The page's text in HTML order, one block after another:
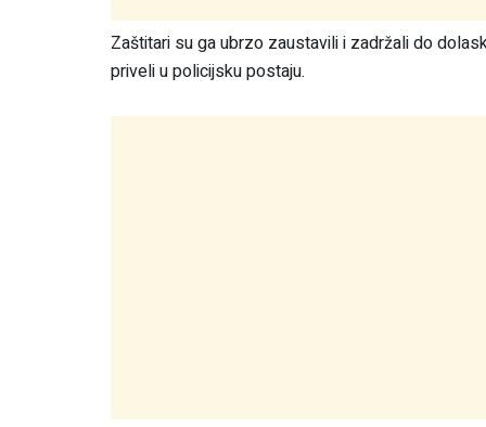
Zaštitari su ga ubrzo zaustavili i zadržali do
priveli u policijsku postaju.